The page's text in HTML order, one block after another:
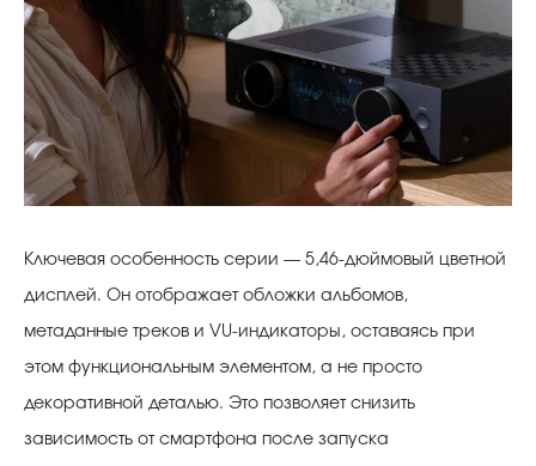
Ключевая особенность серии — 5,46-дюймовый цветной
дисплей. Он отображает обложки альбомов,
метаданные треков и VU-индикаторы, оставаясь при
этом функциональным элементом, а не просто
декоративной деталью. Это позволяет снизить
зависимость от смартфона после запуска